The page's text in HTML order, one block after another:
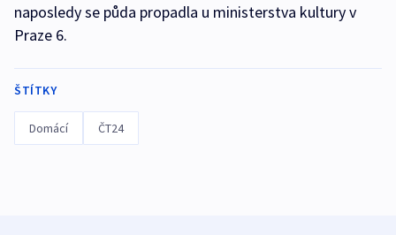
naposledy se půda propadla u ministerstva kultury v
Praze 6.
ŠTÍTKY
Domácí ČT24